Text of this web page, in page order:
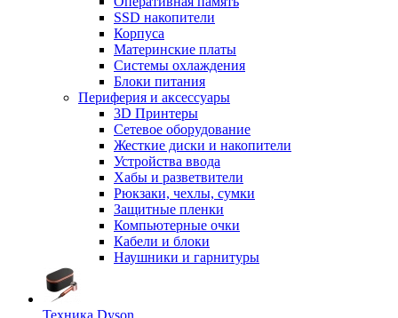
SSD накопители
Корпуса
Материнские платы
Системы охлаждения
Блоки питания
Периферия и аксессуары
3D Принтеры
Сетевое оборудование
Жесткие диски и накопители
Устройства ввода
Хабы и разветвители
Рюкзаки, чехлы, сумки
Защитные пленки
Компьютерные очки
Кабели и блоки
Наушники и гарнитуры
Техника Dyson